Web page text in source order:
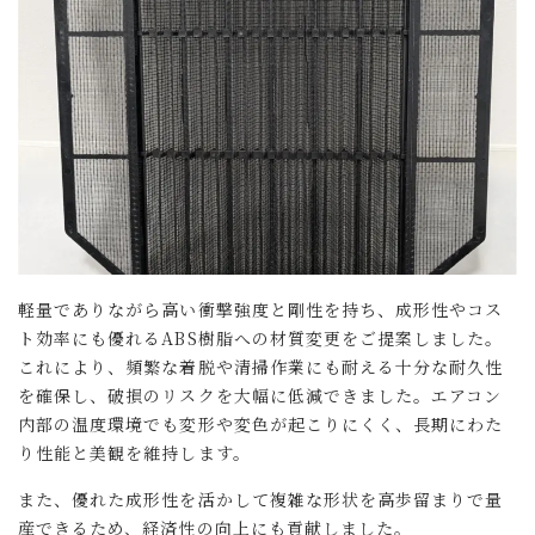
軽量でありながら高い衝撃強度と剛性を持ち、成形性やコス
ト効率にも優れるABS樹脂への材質変更をご提案しました。
これにより、頻繁な着脱や清掃作業にも耐える十分な耐久性
を確保し、破損のリスクを大幅に低減できました。エアコン
内部の温度環境でも変形や変色が起こりにくく、長期にわた
り性能と美観を維持します。
また、優れた成形性を活かして複雑な形状を高歩留まりで量
産できるため、経済性の向上にも貢献しました。